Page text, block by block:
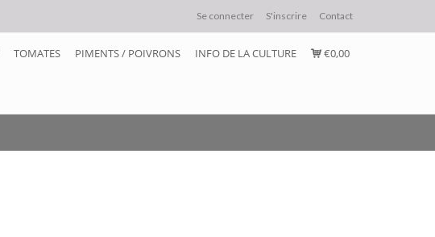
Se connecter S'inscrire Contact
TOMATES PIMENTS / POIVRONS INFO DE LA CULTURE €0,00